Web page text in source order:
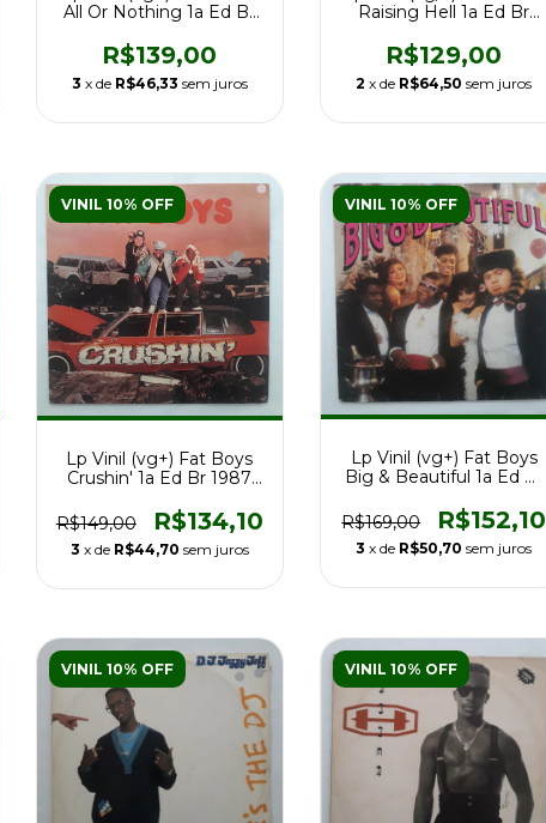
All Or Nothing 1a Ed Br
R$139,00
3 x de R$46,33 sem juros
Raising Hell 1a Ed Br
R$129,00
2 x de R$64,50 sem juros
VINIL 10% OFF
Lp Vinil (vg+) Fat Boys
Crushin' 1a Ed Br 1987
R$149,00
R$134,10
3 x de R$44,70 sem juros
VINIL 10% OFF
Lp Vinil (vg+) Fat Boys
Big & Beautiful 1a Ed Br
R$169,00
R$152,10
3 x de R$50,70 sem juros
VINIL 10% OFF VINIL 10% OFF